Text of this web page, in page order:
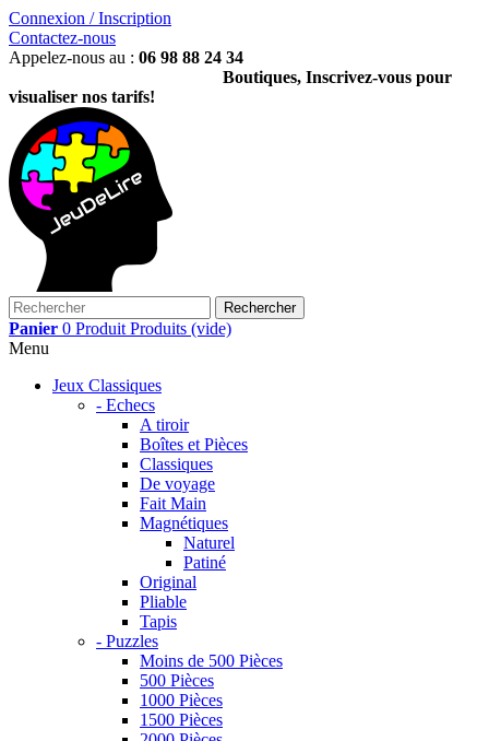
Connexion / Inscription
Contactez-nous
Appelez-nous au : 06 98 88 24 34
Boutiques, Inscrivez-vous pour
visualiser nos tarifs!
Rechercher
Panier 0 Produit Produits (vide)
Menu
Jeux Classiques
- Echecs
A tiroir
Boîtes et Pièces
Classiques
De voyage
Fait Main
Magnétiques
Naturel
Patiné
Original
Pliable
Tapis
- Puzzles
Moins de 500 Pièces
500 Pièces
1000 Pièces
1500 Pièces